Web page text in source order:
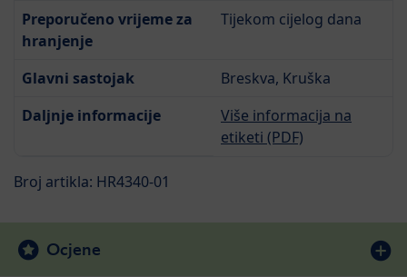
Preporučeno vrijeme za
hranjenje
Tijekom cijelog dana
Glavni sastojak
Breskva, Kruška
Daljnje informacije
Više informacija na
etiketi (PDF)
Broj artikla: HR4340-01
Ocjene